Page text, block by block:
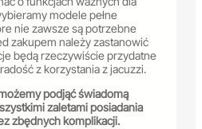
modele pełne
nie zawsze są potrzebne
zakupem należy zastanowić
będą rzeczywiście przydatne
z korzystania z jacuzzi.
podjąć świadomą
zaletami posiadania
zbędnych komplikacji.